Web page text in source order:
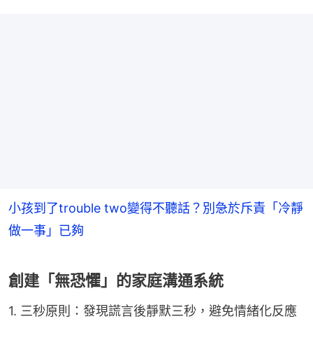
小孩到了trouble two變得不聽話？別急於斥責「冷靜
做一事」已夠
創建「無恐懼」的家庭溝通系統
1. 三秒原則：發現謊言後靜默三秒，避免情緒化反應